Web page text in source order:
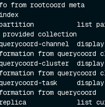
from rootcoord meta
collection
from querycoord
from querycoord
from querycoord